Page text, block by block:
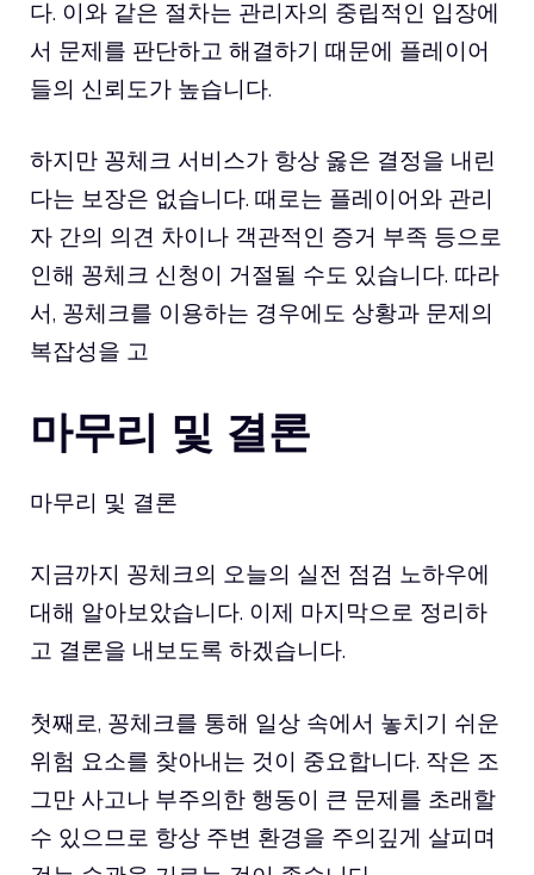
다. 이와 같은 절차는 관리자의 중립적인 입장에
서 문제를 판단하고 해결하기 때문에 플레이어
들의 신뢰도가 높습니다.
하지만 꽁체크 서비스가 항상 옳은 결정을 내린
다는 보장은 없습니다. 때로는 플레이어와 관리
자 간의 의견 차이나 객관적인 증거 부족 등으로
인해 꽁체크 신청이 거절될 수도 있습니다. 따라
서, 꽁체크를 이용하는 경우에도 상황과 문제의
복잡성을 고
마무리 및 결론
마무리 및 결론
지금까지 꽁체크의 오늘의 실전 점검 노하우에
대해 알아보았습니다. 이제 마지막으로 정리하
고 결론을 내보도록 하겠습니다.
첫째로, 꽁체크를 통해 일상 속에서 놓치기 쉬운
위험 요소를 찾아내는 것이 중요합니다. 작은 조
그만 사고나 부주의한 행동이 큰 문제를 초래할
수 있으므로 항상 주변 환경을 주의깊게 살피며